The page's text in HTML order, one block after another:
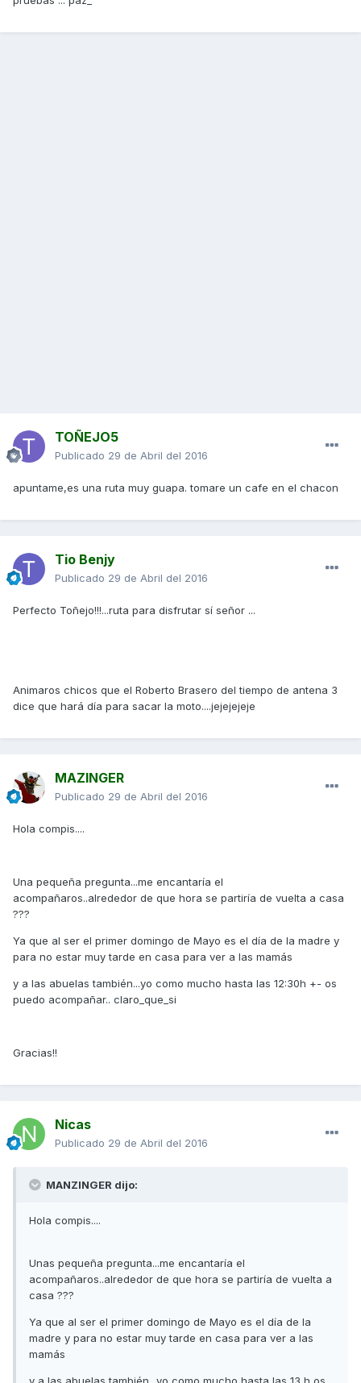
TOÑEJO5
Publicado 29 de Abril del 2016
apuntame,es una ruta muy guapa. tomare un cafe en el chacon
Tio Benjy
Publicado 29 de Abril del 2016
Perfecto Toñejo!!!...ruta para disfrutar sí señor ...
Animaros chicos que el Roberto Brasero del tiempo de antena 3
dice que hará día para sacar la moto....jejejejeje
MAZINGER
Publicado 29 de Abril del 2016
Hola compis....
Una pequeña pregunta...me encantaría el
acompañaros..alrededor de que hora se partiría de vuelta a casa
???
Ya que al ser el primer domingo de Mayo es el día de la madre y
para no estar muy tarde en casa para ver a las mamás
y a las abuelas también...yo como mucho hasta las 12:30h +- os
puedo acompañar.. claro_que_si
Gracias!!
Nicas
Publicado 29 de Abril del 2016
MANZINGER dijo:
Hola compis....
Unas pequeña pregunta...me encantaría el
acompañaros..alrededor de que hora se partiría de vuelta a
casa ???
Ya que al ser el primer domingo de Mayo es el día de la
madre y para no estar muy tarde en casa para ver a las
mamás